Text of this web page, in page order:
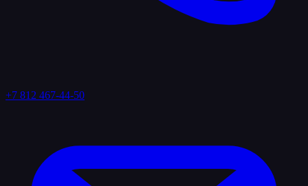
+7 812 467-44-50